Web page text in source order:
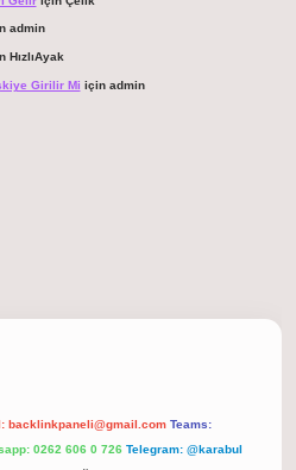
admin
HızlıAyak
Girilir Mi için admin
backlinkpaneli@gmail.com Teams:
0262 606 0 726 Telegram: @karabul